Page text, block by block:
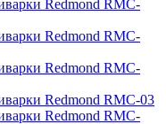
Redmond RMC-
Redmond RMC-
Redmond RMC-
Redmond RMC-03
Redmond RMC-